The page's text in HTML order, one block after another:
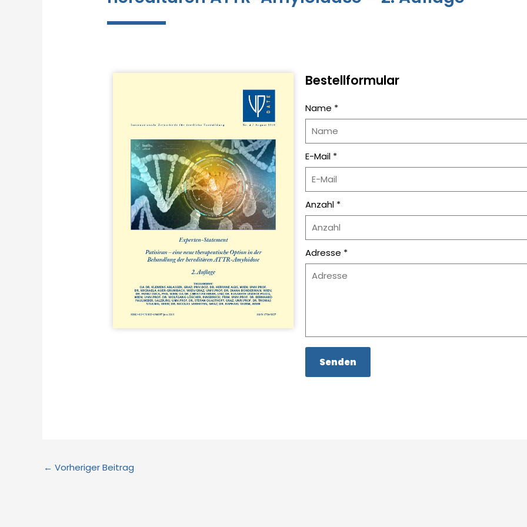
Bestellformular
Name *
E-Mail *
Anzahl *
Adresse *
← Vorheriger Beitrag